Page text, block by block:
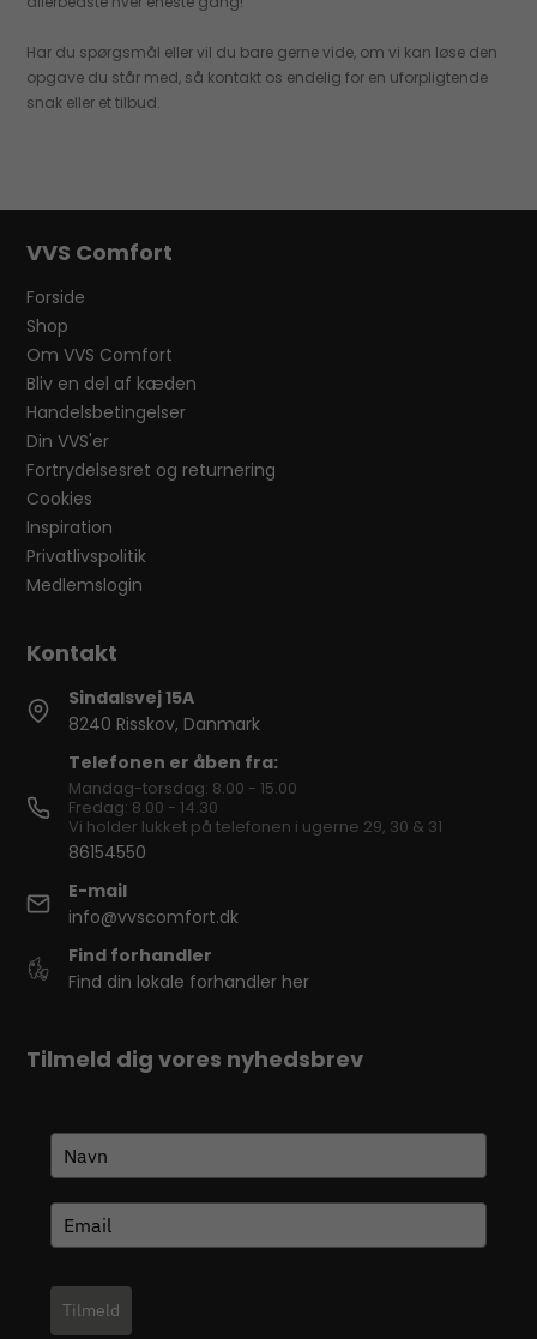
Har du spørgsmål eller vil du bare gerne vide, om vi kan løse den
opgave du står med, så kontakt os endelig for en uforpligtende
snak eller et tilbud.
VVS Comfort
Forside
Shop
Om VVS Comfort
Bliv en del af kæden
Handelsbetingelser
Din VVS'er
Fortrydelsesret og returnering
Cookies
Inspiration
Privatlivspolitik
Medlemslogin
Sindalsvej 15A
8240 Risskov, Danmark
Telefonen er åben fra:
Mandag-torsdag: 8.00 - 15.00
Fredag: 8.00 - 14.30
Vi holder lukket på telefonen i ugerne 29, 30 & 31
86154550
E-mail
info@vvscomfort.dk
Find forhandler
Find din lokale forhandler her
Tilmeld dig vores nyhedsbrev
Tilmeld